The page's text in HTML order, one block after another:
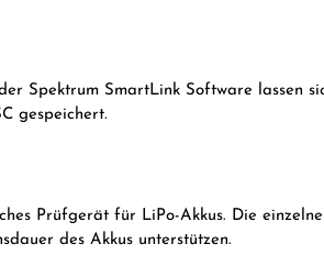
Spektrum SmartLink Software lassen
gespeichert.
Prüfgerät für LiPo-Akkus. Die
des Akkus unterstützen.